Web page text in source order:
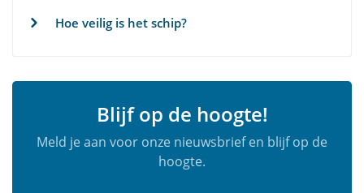
Hoe veilig is het schip?
Blijf op de hoogte!
Meld je aan voor onze nieuwsbrief en blijf op de
hoogte.